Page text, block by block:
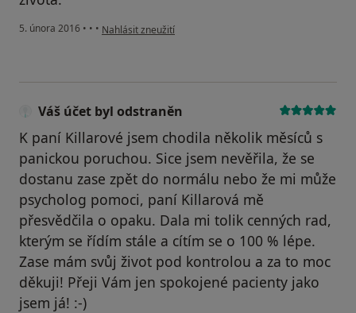
5. února 2016 • • • podle názoru uživatele Váš účet byl odstraněn
Nahlásit zneužití
Váš účet byl odstraněn
K paní Killarové jsem chodila několik měsíců s
panickou poruchou. Sice jsem nevěřila, že se
dostanu zase zpět do normálu nebo že mi může
psycholog pomoci, paní Killarová mě
přesvědčila o opaku. Dala mi tolik cenných rad,
kterým se řídím stále a cítím se o 100 % lépe.
Zase mám svůj život pod kontrolou a za to moc
děkuji! Přeji Vám jen spokojené pacienty jako
jsem já! :-)